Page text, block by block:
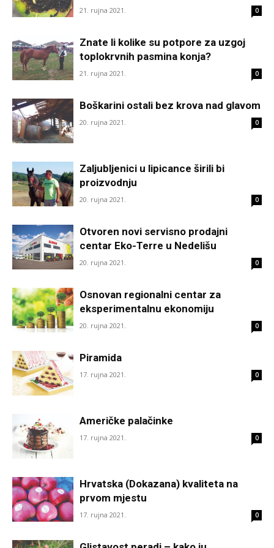
21. rujna 2021. 0
Znate li kolike su potpore za uzgoj
toplokrvnih pasmina konja?
21. rujna 2021. 0
Boškarini ostali bez krova nad glavom
20. rujna 2021. 0
Zaljubljenici u lipicance širili bi
proizvodnju
20. rujna 2021. 0
Otvoren novi servisno prodajni
centar Eko-Terre u Nedelišu
20. rujna 2021. 0
Osnovan regionalni centar za
eksperimentalnu ekonomiju
20. rujna 2021. 0
Piramida
17. rujna 2021. 0
Američke palačinke
17. rujna 2021. 0
Hrvatska (Dokazana) kvaliteta na
prvom mjestu
17. rujna 2021. 0